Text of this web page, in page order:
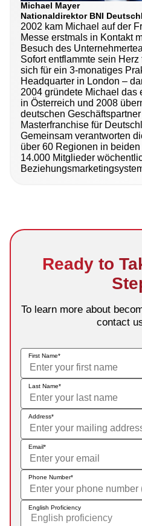
Michael Mayer
Nationaldirektor BNI
2002 kam Michael auf der
Messe erstmals in Kontakt
Besuch des
Sofort entflammte sein
sich für ein 3-monatiges
Headquarter in London –
2004 gründete Michael das
in Österreich und 2008
deutschen
Masterfranchise für
Gemeinsam verantworten
über 60 Regionen in
14.000 Mitglieder
Ready to
To learn more about
contact
First Name
Last Name
Address
Email
Phone Number
English Proficiency